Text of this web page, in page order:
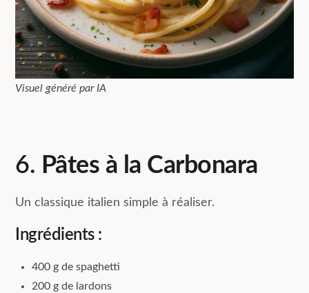
Visuel généré par IA
6. Pâtes à la Carbonara
Un classique italien simple à réaliser.
Ingrédients :
400 g de spaghetti
200 g de lardons